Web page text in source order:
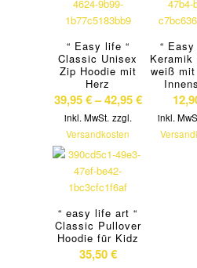
“ Easy life “
Classic Unisex
Zip Hoodie mit
Herz
39,95€–42,95€
inkl. MwSt. zzgl.
Versandkosten
“
Keramik
weiß
inkl.
“ easy life art “
Classic Pullover
Hoodie für Kidz
35,50€